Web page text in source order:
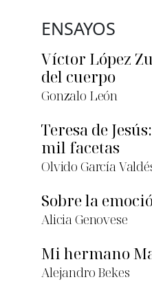
ENSAYOS
Víctor López
del cuerpo
Gonzalo León
Teresa de
mil facetas
Olvido García
Sobre la
Alicia Genovese
Mi hermano
Alejandro Bekes